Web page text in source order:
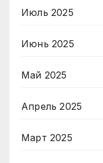
Июль 2025
Июнь 2025
Май 2025
Апрель 2025
Март 2025